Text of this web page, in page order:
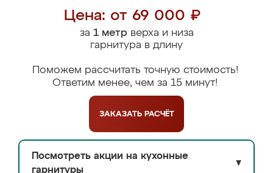
Цена: от 69 000 ₽
за 1 метрверха и низа
гарнитура в длину
Поможем рассчитать точную стоимость!
Ответим менее, чем за 15 минут!
ЗАКАЗАТЬ РАСЧЁТ
Посмотреть акции на кухонные
гарнитуры
▼